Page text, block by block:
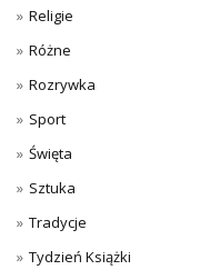
Religie
Różne
Rozrywka
Sport
Święta
Sztuka
Tradycje
Tydzień Książki